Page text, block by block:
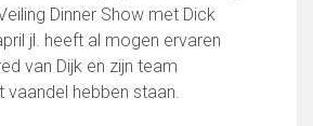
Dinner Show met Dick
jl. heeft al mogen ervaren
van Dijk en zijn team
vaandel hebben staan.